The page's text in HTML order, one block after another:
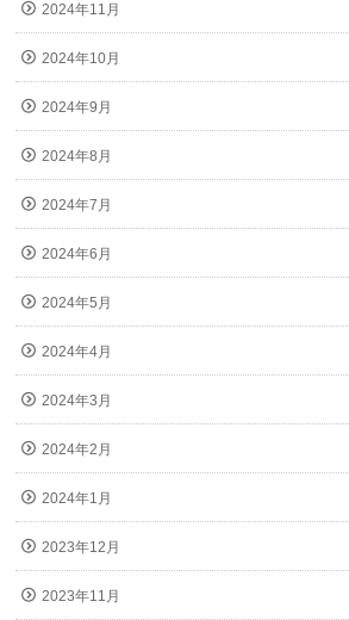
2024年11月
2024年10月
2024年9月
2024年8月
2024年7月
2024年6月
2024年5月
2024年4月
2024年3月
2024年2月
2024年1月
2023年12月
2023年11月